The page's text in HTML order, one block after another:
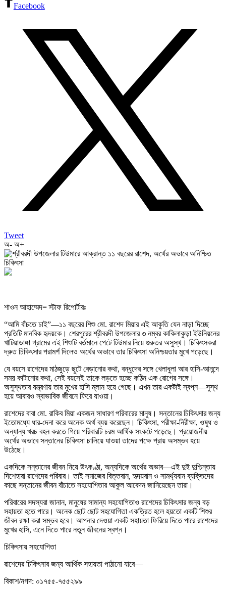
Facebook
Tweet
অ- অ+
শাওন আহাম্মেদ= স্টাফ রিপোর্টারঃ
“আমি বাঁচতে চাই”—১১ বছরের শিশু মো. রাশেদ মিয়ার এই আকুতি যেন নাড়া দিচ্ছে
প্রতিটি মানবিক হৃদয়কে। শেরপুরের শ্রীবরদী উপজেলার ৩ নম্বর কাকিলাকুড়া ইউনিয়নের
খাটিয়াডাঙ্গা গ্রামের এই শিশুটি বর্তমানে পেটে টিউমার নিয়ে গুরুতর অসুস্থ। চিকিৎসকরা
দ্রুত চিকিৎসার পরামর্শ দিলেও অর্থের অভাবে তার চিকিৎসা অনিশ্চয়তার মুখে পড়েছে।
যে বয়সে রাশেদের মাঠজুড়ে ছুটে বেড়ানোর কথা, বন্ধুদের সঙ্গে খেলাধুলা আর হাসি-আনন্দে
সময় কাটানোর কথা, সেই বয়সেই তাকে লড়তে হচ্ছে কঠিন এক রোগের সঙ্গে।
অসুস্থতার যন্ত্রণায় তার মুখের হাসি ম্লান হয়ে গেছে। এখন তার একটাই স্বপ্ন—সুস্থ
হয়ে আবারও স্বাভাবিক জীবনে ফিরে যাওয়া।
রাশেদের বাবা মো. রাকিব মিয়া একজন সাধারণ পরিবারের মানুষ। সন্তানের চিকিৎসার জন্য
ইতোমধ্যে ধার-দেনা করে অনেক অর্থ ব্যয় করেছেন। চিকিৎসা, পরীক্ষা-নিরীক্ষা, ওষুধ ও
অন্যান্য খরচ বহন করতে গিয়ে পরিবারটি চরম আর্থিক সংকটে পড়েছে। প্রয়োজনীয়
অর্থের অভাবে সন্তানের চিকিৎসা চালিয়ে যাওয়া তাদের পক্ষে প্রায় অসম্ভব হয়ে
উঠেছে।
একদিকে সন্তানের জীবন নিয়ে উৎকণ্ঠা, অন্যদিকে অর্থের অভাব—এই দুই দুশ্চিন্তায়
দিশেহারা রাশেদের পরিবার। তাই সমাজের বিত্তবান, হৃদয়বান ও সামর্থ্যবান ব্যক্তিদের
কাছে সন্তানের জীবন বাঁচাতে সহযোগিতার আকুল আবেদন জানিয়েছেন তারা।
পরিবারের সদস্যরা জানান, মানুষের সামান্য সহযোগিতাও রাশেদের চিকিৎসার জন্য বড়
সহায়তা হতে পারে। অনেক ছোট ছোট সহযোগিতা একত্রিত হলে হয়তো একটি শিশুর
জীবন রক্ষা করা সম্ভব হবে। আপনার দেওয়া একটি সহায়তা ফিরিয়ে দিতে পারে রাশেদের
মুখের হাসি, এনে দিতে পারে নতুন জীবনের স্বপ্ন।
চিকিৎসায় সহযোগিতা
রাশেদের চিকিৎসার জন্য আর্থিক সহায়তা পাঠানো যাবে—
বিকাশ/নগদ: ০১৭৫৫-৭৫৫২৯৯